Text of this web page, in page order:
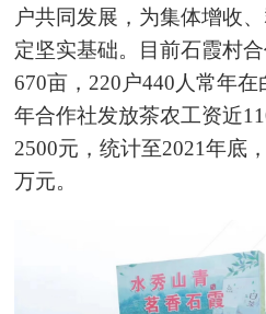
户共同发展，为集体增收
定坚实基础。目前石霞村
670亩，220户440人常年
年合作社发放茶农工资近
2500元，统计至2021年底
万元。